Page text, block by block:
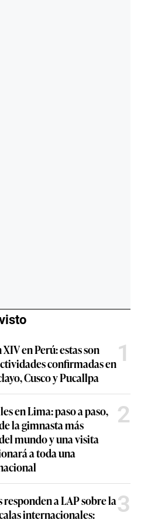
en Perú: estas son
confirmadas en
Cusco y Pucallpa
1
en Lima: paso a paso,
la gimnasta más
mundo y una visita
a toda una
2
a LAP sobre la
internacionales:
3